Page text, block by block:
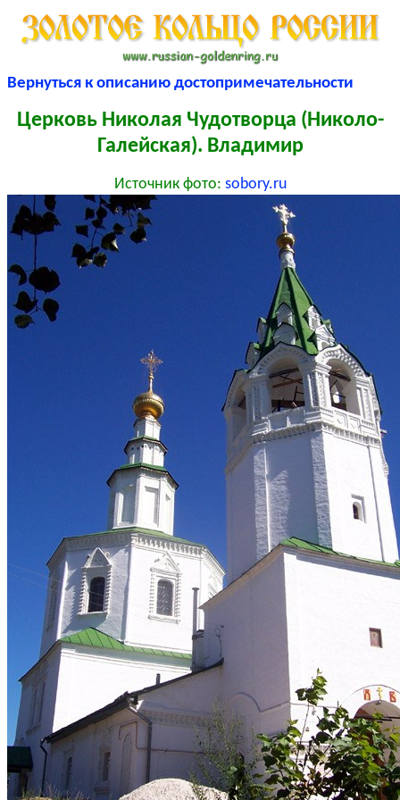
Вернуться к описанию достопримечательности
Церковь Николая Чудотворца (Николо-
Галейская). Владимир
Источник фото: sobory.ru